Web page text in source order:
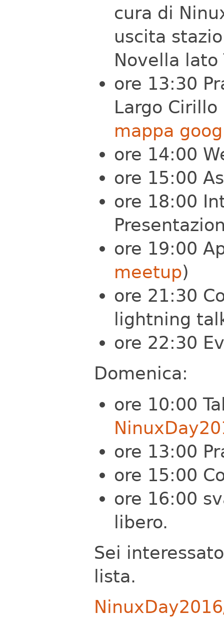
cura di
uscita
Novella lato
ore 13:30
Largo
mappa
ore 14:00
ore 15:00
ore 18:00
ore 19:00
meetup)
ore 21:30
lightning
ore 22:30
Domenica:
ore 10:00
ore 13:00
ore 15:00
ore 16:00
libero.
Sei
lista.